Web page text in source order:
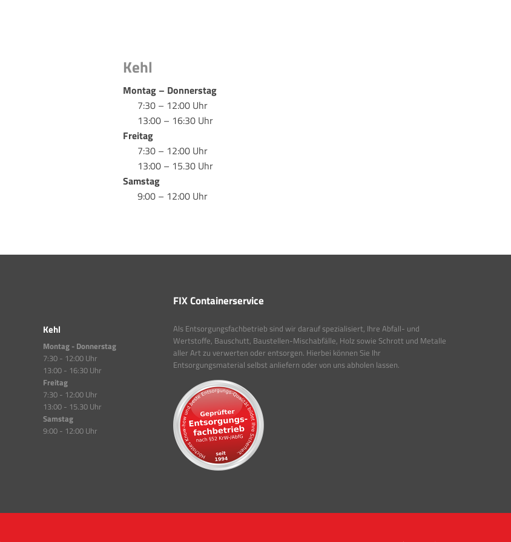
Kehl
Montag – Donnerstag
7:30 – 12:00 Uhr
13:00 – 16:30 Uhr
Freitag
7:30 – 12:00 Uhr
13:00 – 15.30 Uhr
Samstag
9:00 – 12:00 Uhr
Kehl
Montag - Donnerstag
7:30 - 12:00 Uhr
13:00 - 16:30 Uhr
Freitag
7:30 - 12:00 Uhr
13:00 - 15.30 Uhr
Samstag
9:00 - 12:00 Uhr
FIX Containerservice
Als Entsorgungsfachbetrieb sind wir darauf spezialisiert, Ihre Abfall- und
Wertstoffe, Bauschutt, Baustellen-Mischabfälle, Holz sowie Schrott und Metalle
aller Art zu verwerten oder entsorgen. Hierbei können Sie Ihr
Entsorgungsmaterial selbst anliefern oder von uns abholen lassen.